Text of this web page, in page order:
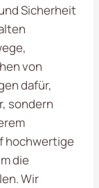
Sicherheit
von
dafür,
sondern
hochwertige
die
Wir